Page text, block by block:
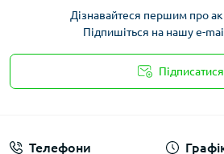
Дізнавайтеся першим про
Підпишіться на нашу e-
Підписатися
Телефони